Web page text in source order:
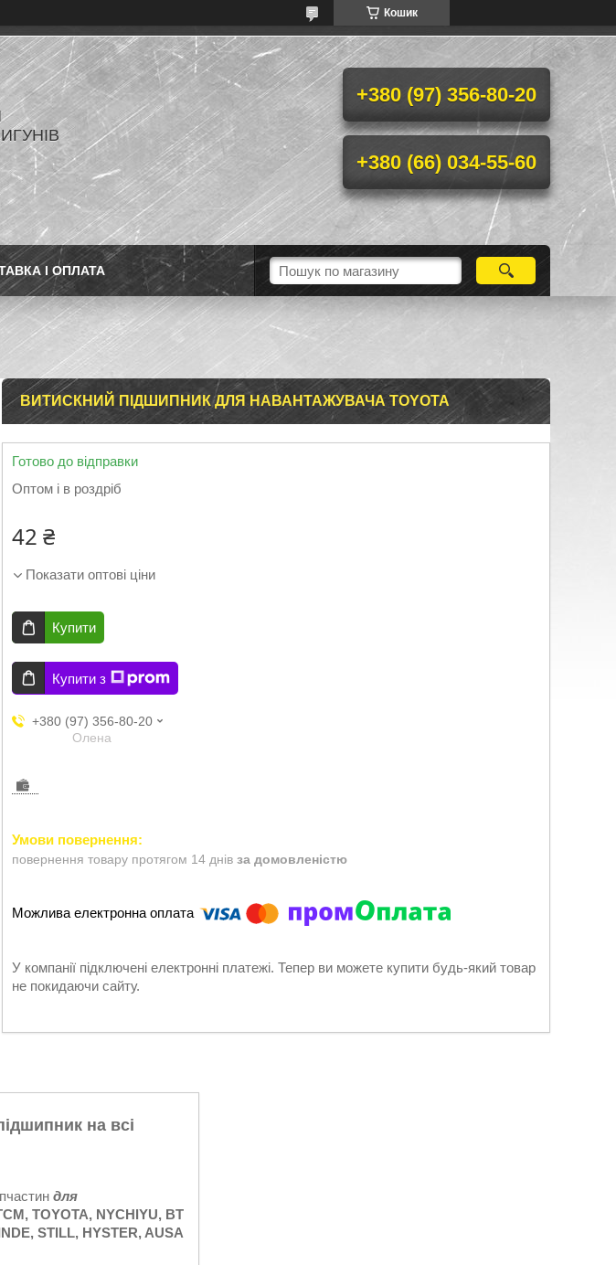
Кошик
+380 (97) 356-80-20
+380 (66) 034-55-60
І ОПЛАТА
ВИТИСКНИЙ ПІДШИПНИК ДЛЯ НАВАНТАЖУВАЧА TOYOTA
Готово до відправки
Оптом і в роздріб
42 ₴
Показати оптові ціни
Купити
Купити з
+380 (97) 356-80-20
Олена
повернення товару протягом 14 днів за домовленістю
У компанії підключені електронні платежі. Тепер ви можете купити будь-який товар
не покидаючи сайту.
на всі
для
TOYOTA, NYCHIYU, BT
STILL, HYSTER, AUSA